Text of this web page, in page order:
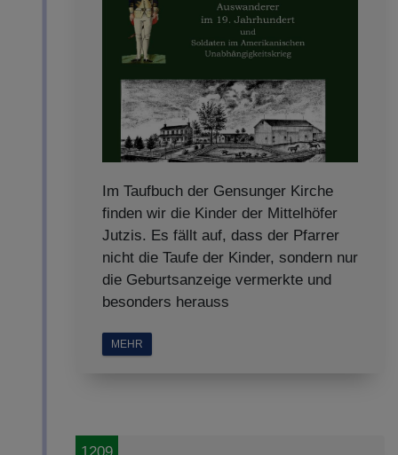
Im Taufbuch der Gensunger Kirche
finden wir die Kinder der Mittelhöfer
Jutzis. Es fällt auf, dass der Pfarrer
nicht die Taufe der Kinder, sondern nur
die Geburtsanzeige vermerkte und
besonders herauss
MEHR